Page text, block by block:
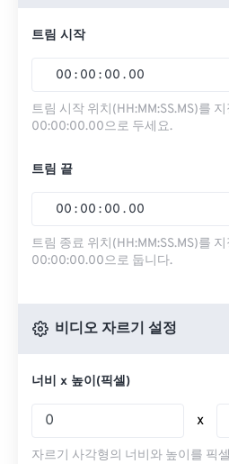
트림 시작
00 : 00 : 00 . 00
트림 시작 위치(HH:MM:SS.MS)를
00:00:00.00으로 두세요.
트림 끝
00 : 00 : 00 . 00
트림 종료 위치(HH:MM:SS.MS)를
00:00:00.00으로 둡니다.
비디오 자르기 설정
너비 x 높이(픽셀)
x
자르기 사각형의 너비와 높이를 픽